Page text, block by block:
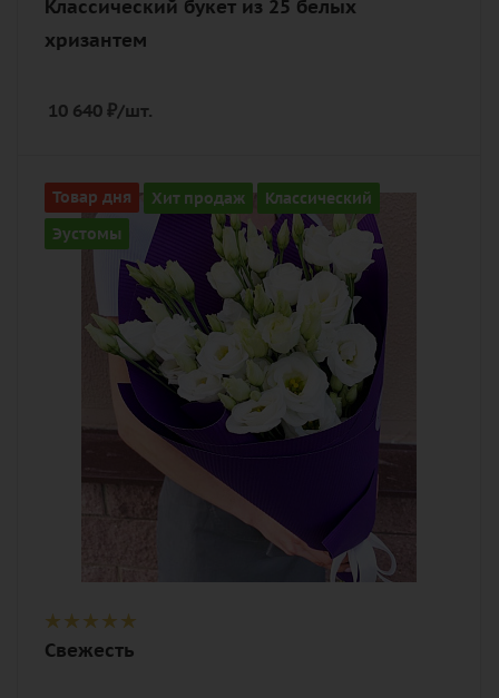
Классический букет из 25 белых
хризантем
10 640 ₽/шт.
Товар дня Хит продаж
Классический
Эустомы
Количество
7
Описание
эустома (лизиантус), лента,
дизайнерская упаковка
Свежесть